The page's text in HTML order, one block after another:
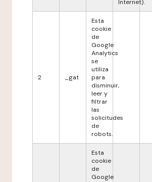
Internet).
2 _gat
Esta
cookie
de
Google
Analytics
se
utiliza
para
disminuir,
leer y
filtrar
las
solicitudes
de
robots.
Esta
cookie
de
Google